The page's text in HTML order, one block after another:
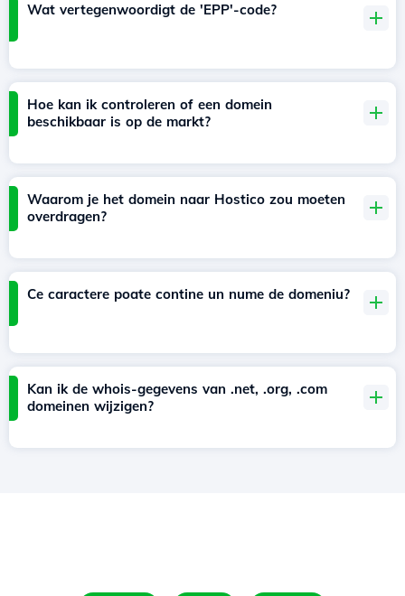
Wat vertegenwoordigt de 'EPP'-code?
Hoe kan ik controleren of een domein
beschikbaar is op de markt?
Waarom je het domein naar Hostico zou moeten
overdragen?
Ce caractere poate contine un nume de domeniu?
Kan ik de whois-gegevens van .net, .org, .com
domeinen wijzigen?